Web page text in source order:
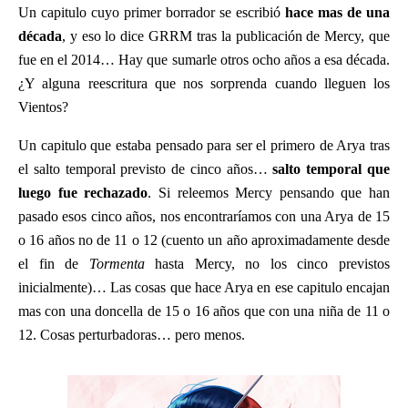
Un capitulo cuyo primer borrador se escribió hace mas de una
década, y eso lo dice GRRM tras la publicación de Mercy, que
fue en el 2014… Hay que sumarle otros ocho años a esa década.
¿Y alguna reescritura que nos sorprenda cuando lleguen los
Vientos?
Un capitulo que estaba pensado para ser el primero de Arya tras
el salto temporal previsto de cinco años…salto temporal que
luego fue rechazado. Si releemos Mercy pensando que han
pasado esos cinco años, nos encontraríamos con una Arya de 15
o 16 años no de 11 o 12 (cuento un año aproximadamente desde
el fin de Tormentahasta Mercy, no los cinco previstos
inicialmente)… Las cosas que hace Arya en ese capitulo encajan
mas con una doncella de 15 o 16 años que con una niña de 11 o
12. Cosas perturbadoras… pero menos.